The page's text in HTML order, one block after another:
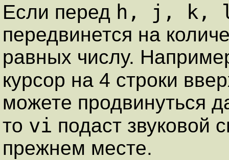
Если перед h, j, k,
передвинется на
равных числу.
курсор на 4 строки
можете продвинуться
то vi подаст звуковой
прежнем месте.